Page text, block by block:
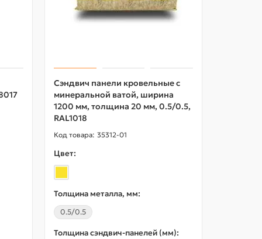
Сэндвич панели кровельные с
минеральной ватой, ширина
1200 мм, толщина 20 мм, 0.5/0.5,
RAL1018
35312-01
Цвет:
Толщина металла, мм:
0.5/0.5
Толщина сэндвич-панелей (мм):